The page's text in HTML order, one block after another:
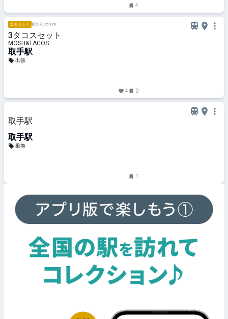
4
エキメシ！ 駅から250 m
3タコスセット
MOSH&TACOS
取手駅
出張
4 0
取手駅
取手駅
乗換
1